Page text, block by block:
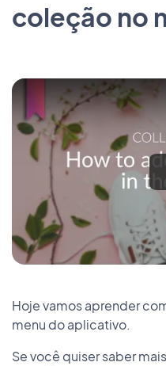
coleção no
Hoje vamos aprender
menu do aplicativo.
Se você quiser saber